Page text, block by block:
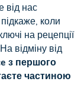
від нас
коли
на рецепції
відміну від
з першого
частиною